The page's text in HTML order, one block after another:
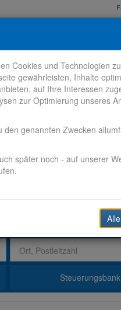
Steuerungsbank
Cookies und Technologien
gewährleisten, Inhalte
auf Ihre Interessen
zur Optimierung unseres
genannten Zwecken
später noch - auf unserer